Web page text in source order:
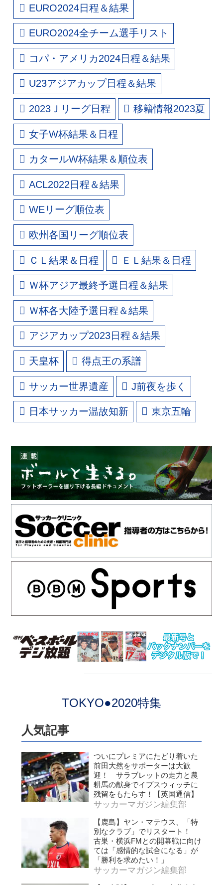
EURO2024日程＆結果
EURO2024全チーム選手リスト
コパ・アメリカ2024日程＆結果
U23アジアカップ日程＆結果
2023Ｊリーグ日程 移籍情報2023夏
女子W杯結果＆日程
カタールW杯結果＆順位表
ACL2022日程＆結果
WEリーグ順位表
欧州各国リーグ順位表
ＣＬ結果＆日程 ＥＬ結果＆日程
Ｗ杯アジア最終予選日程＆結果
Ｗ杯各大陸予選日程＆結果
アジアカップ2023日程＆結果
天皇杯 得点王の系譜
サッカー世界遺産 J前夜を歩く
日本サッカー温故知新 東京五輪
TOKYO●2020特集
人気記事
ついにプレミアにたどり着いた
前田大然をサポーターは大歓
迎！ サラブレットの走力と農
耕馬の献身でイプスウィッチに
残留をもたらす！【英国通信】
サッカーマガジン編集部
【鹿島】ヤン・マテウス、「特
別なクラブ」でリスタート！
古巣・横浜FMとの開幕戦に向け
ては「感情的な試合になる」が
「勝利を求めたい！」
サッカーマガジン編集部